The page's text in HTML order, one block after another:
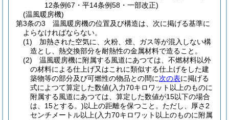
12条例67・平14条例58・一部改正)
(温風暖房機)
第3条の3
温風暖房機の位置及び構造は、次に掲げる基準に
よらなければならない。
(1)
加熱された空気に、火粉、煙、ガス等が混入しない構
造とし、熱交換部分を耐熱性の金属材料で造ること。
(2)
温風暖房機に附属する風道にあつては、不燃材料以外
の材料による仕上げ又はこれに類似する仕上げをした建
築物等の部分及び可燃性の物品との間に次の表に掲げる
式によつて算定した数値(入力70キロワット以上のものに
附属する風道にあつては、算定した数値が15以下の場合
は、15とする。)以上の距離を保つこと。 ただし、厚さ2
センチメートル以上(入力70キロワット以上のものに附属